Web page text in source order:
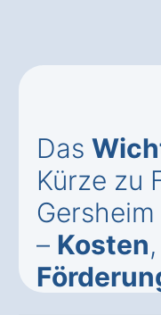
Das
Kürze zu
– Kosten,